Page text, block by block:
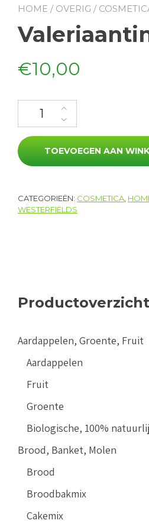
HOME / OVERIG /
€10,00
Valeriaantinctuur aantal
TOEVOEGEN AAN
CATEGORIEËN: COSMETICA
WESTERFIELDS
Productoverzicht
Aardappelen, Groente, Fruit
Aardappelen
Fruit
Groente
Biologische, 100%
Brood, Banket, Molen
Brood
Broodbakmix
Cakemix